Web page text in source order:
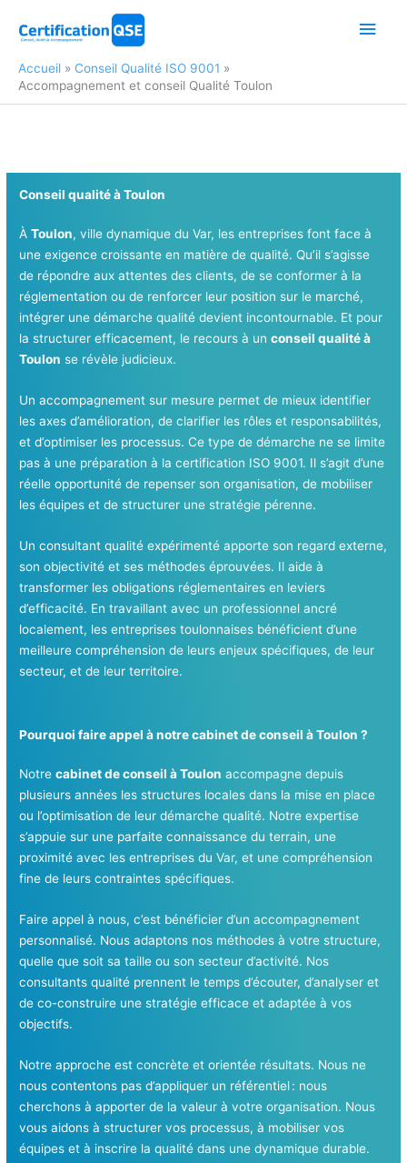
Accueil
Conseil Qualité ISO 9001
Accompagnement et conseil Qualité Toulon
Conseil qualité à Toulon
ÀToulon, ville dynamique du Var, les entreprises font face à
une exigence croissante en matière de qualité. Qu’il s’agisse
de répondre aux attentes des clients, de se conformer à la
réglementation ou de renforcer leur position sur le marché,
intégrer une démarche qualité devient incontournable. Et pour
la structurer efficacement, le recours à unconseil qualité à
Toulon se révèle judicieux.
Un accompagnement sur mesure permet de mieux identifier
les axes d’amélioration, de clarifier les rôles et responsabilités,
et d’optimiser les processus. Ce type de démarche ne se limite
pas à une préparation à la certification ISO 9001. Il s’agit d’une
réelle opportunité de repenser son organisation, de mobiliser
les équipes et de structurer une stratégie pérenne.
Un consultant qualité expérimenté apporte son regard externe,
son objectivité et ses méthodes éprouvées. Il aide à
transformer les obligations réglementaires en leviers
d’efficacité. En travaillant avec un professionnel ancré
localement, les entreprises toulonnaises bénéficient d’une
meilleure compréhension de leurs enjeux spécifiques, de leur
secteur, et de leur territoire.
Pourquoi faire appel à notre cabinet de conseil à Toulon ?
Notrecabinet de conseil à Toulon accompagne depuis
plusieurs années les structures locales dans la mise en place
ou l’optimisation de leur démarche qualité. Notre expertise
s’appuie sur une parfaite connaissance du terrain, une
proximité avec les entreprises du Var, et une compréhension
fine de leurs contraintes spécifiques.
Faire appel à nous, c’est bénéficier d’un accompagnement
personnalisé. Nous adaptons nos méthodes à votre structure,
quelle que soit sa taille ou son secteur d’activité. Nos
consultants qualité prennent le temps d’écouter, d’analyser et
de co-construire une stratégie efficace et adaptée à vos
objectifs.
Notre approche est concrète et orientée résultats. Nous ne
nous contentons pas d’appliquer un référentiel : nous
cherchons à apporter de la valeur à votre organisation. Nous
vous aidons à structurer vos processus, à mobiliser vos
équipes et à inscrire la qualité dans une dynamique durable.